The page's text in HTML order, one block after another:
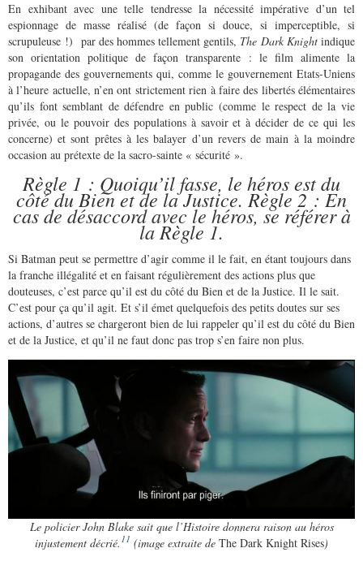
En exhibant avec une telle tendresse la nécessité impérative d’un tel
espionnage de masse réalisé (de façon si douce, si imperceptible, si
scrupuleuse !) par des hommes tellement gentils, The Dark Knightindique
son orientation politique de façon transparente : le film alimente la
propagande des gouvernements qui, comme le gouvernement Etats-Uniens
à l’heure actuelle, n’en ont strictement rien à faire des libertés élémentaires
qu’ils font semblant de défendre en public (comme le respect de la vie
privée, ou le pouvoir des populations à savoir et à décider de ce qui les
concerne) et sont prêtes à les balayer d’un revers de main à la moindre
occasion au prétexte de la sacro-sainte « sécurité ».
Règle 1 : Quoiqu’il fasse, le héros est du
côté du Bien et de la Justice. Règle 2 : En
cas de désaccord avec le héros, se référer à
la Règle 1.
Si Batman peut se permettre d’agir comme il le fait, en étant toujours dans
la franche illégalité et en faisant régulièrement des actions plus que
douteuses, c’est parce qu’il est du côté du Bien et de la Justice. Il le sait.
C’est pour ça qu’il agit. Et s’il émet quelquefois des petits doutes sur ses
actions, d’autres se chargeront bien de lui rappeler qu’il est du côté du Bien
et de la Justice, et qu’il ne faut donc pas trop s’en faire non plus.
Le policier John Blake sait que l’Histoire donnera raison au héros
injustement décrié. 11 (image extraite de The Dark Knight Rises)